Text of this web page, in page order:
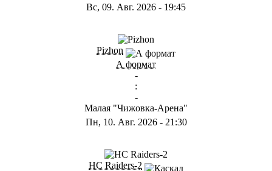
Вс, 09. Авг. 2026 - 19:45
Pizhon
А формат
-
:
-
Малая "Чижовка-Арена"
Пн, 10. Авг. 2026- 21:30
HC Raiders-2